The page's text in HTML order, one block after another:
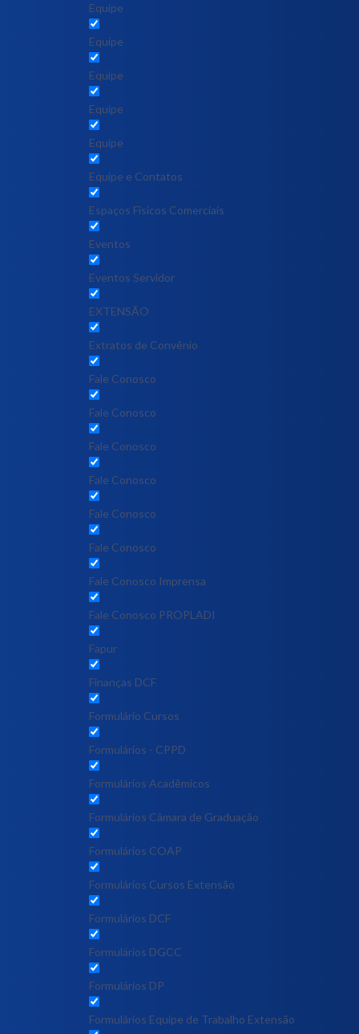
Equipe
Equipe
Equipe
Equipe
Equipe
Equipe e Contatos
Espaços Físicos Comerciais
Eventos
Eventos Servidor
EXTENSÃO
Extratos de Convênio
Fale Conosco
Fale Conosco
Fale Conosco
Fale Conosco
Fale Conosco
Fale Conosco
Fale Conosco Imprensa
Fale Conosco PROPLADI
Fapur
Finanças DCF
Formulário Cursos
Formulários - CPPD
Formulários Acadêmicos
Formulários Câmara de Graduação
Formulários COAP
Formulários Cursos Extensão
Formulários DCF
Formulários DGCC
Formulários DP
Formulários Equipe de Trabalho Extensão